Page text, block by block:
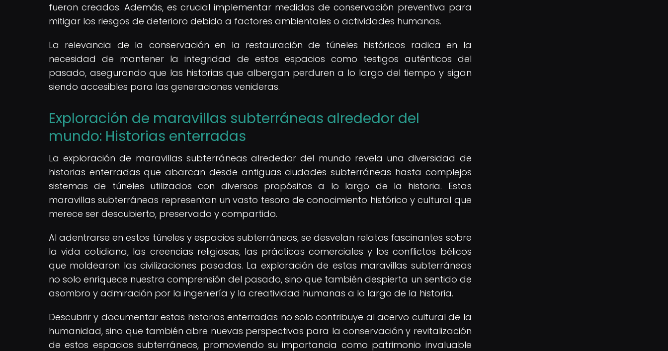
fueron creados. Además, es crucial implementar medidas de conservación preventiva para
mitigar los riesgos de deterioro debido a factores ambientales o actividades humanas.
La relevancia de la conservación en la restauración de túneles históricos radica en la
necesidad de mantener la integridad de estos espacios como testigos auténticos del
pasado, asegurando que las historias que albergan perduren a lo largo del tiempo y sigan
siendo accesibles para las generaciones venideras.
Exploración de maravillas subterráneas alrededor del
mundo: Historias enterradas
La exploración de maravillas subterráneas alrededor del mundo revela una diversidad de
historias enterradas que abarcan desde antiguas ciudades subterráneas hasta complejos
sistemas de túneles utilizados con diversos propósitos a lo largo de la historia. Estas
maravillas subterráneas representan un vasto tesoro de conocimiento histórico y cultural que
merece ser descubierto, preservado y compartido.
Al adentrarse en estos túneles y espacios subterráneos, se desvelan relatos fascinantes sobre
la vida cotidiana, las creencias religiosas, las prácticas comerciales y los conflictos bélicos
que moldearon las civilizaciones pasadas. La exploración de estas maravillas subterráneas
no solo enriquece nuestra comprensión del pasado, sino que también despierta un sentido de
asombro y admiración por la ingeniería y la creatividad humanas a lo largo de la historia.
Descubrir y documentar estas historias enterradas no solo contribuye al acervo cultural de la
humanidad, sino que también abre nuevas perspectivas para la conservación y revitalización
de estos espacios subterráneos, promoviendo su importancia como patrimonio invaluable